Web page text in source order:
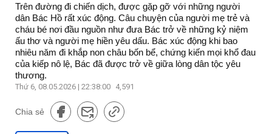
Trên đường đi chiến dịch, được gặp gỡ với những người
dân Bác Hồ rất xúc động. Câu chuyện của người mẹ trẻ và
cháu bé nơi đầu nguồn như đưa Bác trở về những kỷ niệm
ấu thơ và người mẹ hiền yêu dấu. Bác xúc động khi bao
nhiêu năm đi khắp non châu bốn bể, chứng kiến mọi khổ đau
của kiếp nô lệ, Bác đã được trở về giữa lòng dân tộc yêu
thương.
Thứ 6, 08.05.2026 | 22:38:00 4,591
Chia sẻ